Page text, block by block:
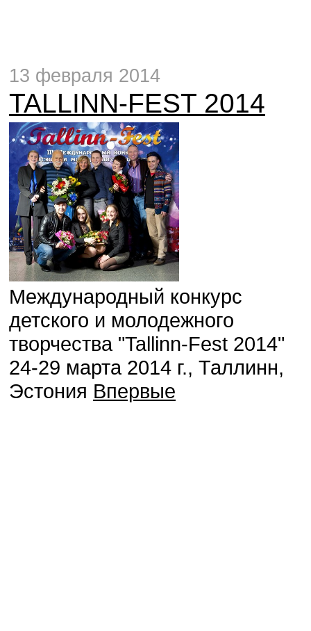
13 февраля 2014
TALLINN-FEST 2014
Международный конкурс
детского и молодежного
творчества "Tallinn-Fest 2014"
24-29 марта 2014 г., Таллинн,
Эстония Впервые